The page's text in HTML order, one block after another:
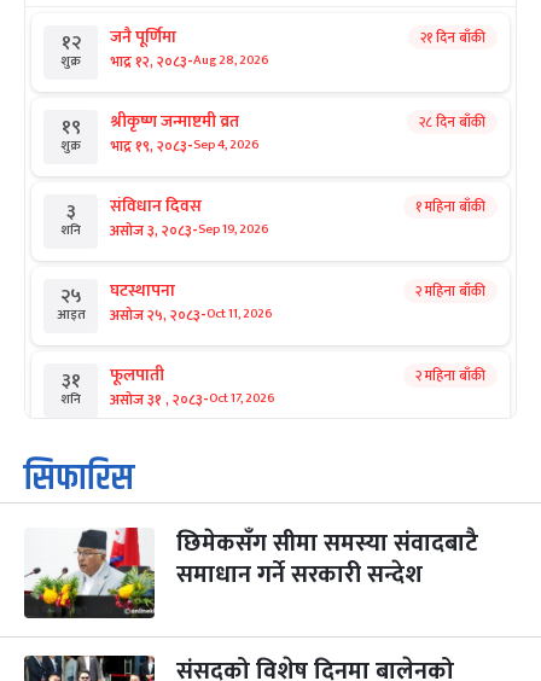
१२
शुक्र
जनै पूर्णिमा
भाद्र १२, २०८३-Aug 28, 2026
२१ दिन बाँकी
१९
शुक्र
श्रीकृष्ण जन्माष्टमी व्रत
भाद्र १९, २०८३-Sep 4, 2026
२८ दिन बाँकी
३
शनि
संविधान दिवस
असोज ३, २०८३-Sep 19, 2026
१ महिना बाँकी
२५
आइत
घटस्थापना
असोज २५, २०८३-Oct 11, 2026
२ महिना बाँकी
३१
शनि
फूलपाती
असोज ३१ , २०८३-Oct 17, 2026
२ महिना बाँकी
१
आइत
कार्तिक सङ्क्रान्ति
कार्तिक १, २०८३
३
मंगल
महानवमी
कार्तिक ३, २०८३-Oct 20, 2026
२ महिना बाँकी
४
बुध कार्तिक ४, २०८३ Oct 21, 2026
सिफारिस
छिमेकसँग सीमा समस्या संवादबाटै
समाधान गर्ने सरकारी सन्देश
संसद्को विशेष दिनमा बालेनको